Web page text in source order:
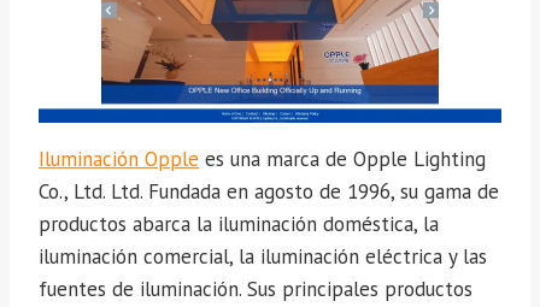
Iluminación Opple es una marca de Opple Lighting
Co., Ltd. Ltd. Fundada en agosto de 1996, su gama de
productos abarca la iluminación doméstica, la
iluminación comercial, la iluminación eléctrica y las
fuentes de iluminación. Sus principales productos